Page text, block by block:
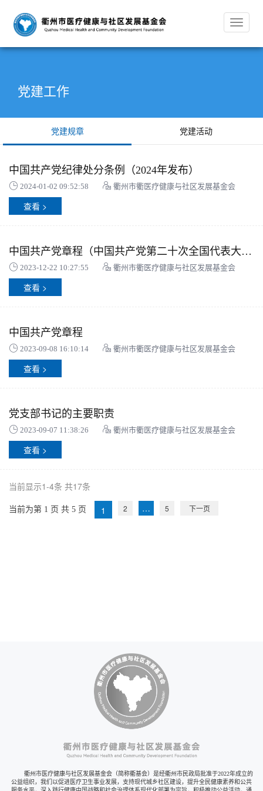
Toggle
党建工作
党建规章 党建活动
中国共产党纪律处分条例（2024年发布）
2024-01-02 09:52:58 衢州市衢医疗健康与社区发展基金会
查看 >
中国共产党章程（中国共产党第二十次全国代表大会部分修改，2022年10月22日通过）
2023-12-22 10:27:55 衢州市衢医疗健康与社区发展基金会
查看 >
中国共产党章程
2023-09-08 16:10:14 衢州市衢医疗健康与社区发展基金会
查看 >
党支部书记的主要职责
2023-09-07 11:38:26 衢州市衢医疗健康与社区发展基金会
查看 >
当前显示1-4条 共17条
当前为第 1 页 共 5 页 文1 2 … 5 下一页
衢州市医疗健康与社区发展基金会（简称衢基会）是经衢州市民政局批准于2022年成立的
公益组织，我们以促进医疗卫生事业发展，支持现代城乡社区建设，提升全民健康素养和公共